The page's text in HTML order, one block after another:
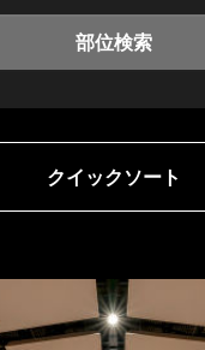
部位検索
クイックソート